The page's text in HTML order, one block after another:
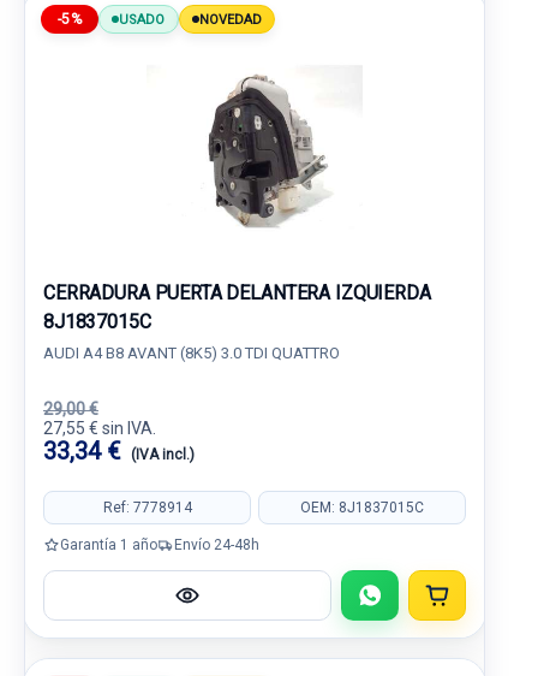
-5% USADO NOVEDAD
CERRADURA PUERTA DELANTERA IZQUIERDA
8J1837015C
AUDI A4 B8 AVANT (8K5) 3.0 TDI QUATTRO
29,00 €
27,55 € sin IVA.
33,34 € (IVA incl.)
Ref: 7778914 OEM: 8J1837015C
Garantía 1 año Envío 24-48h